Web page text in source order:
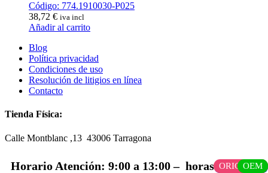
OEM
COMPATIBLE
OEM
OEM
ORIGINAL
OEM
Código: 774.1910030-P025
38,72 € iva incl
Añadir al carrito
Blog
Política privacidad
Condiciones de uso
Resolución de litigios en línea
Contacto
Tienda Física:
Calle Montblanc ,13 43006 Tarragona
Horario Atención: 9:00 a 13:00 – horas Lunes a